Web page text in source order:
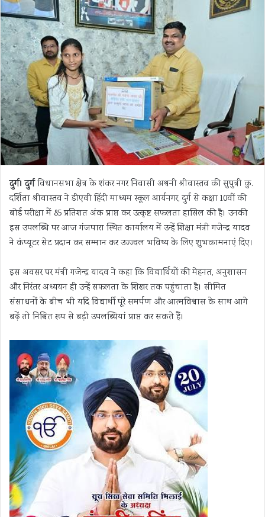
दुर्ग। दुर्गविधानसभा क्षेत्र के शंकर नगर निवासी अश्वनी श्रीवास्तव की सुपुत्री कु.
दर्शिता श्रीवास्तव ने डीएवी हिंदी माध्यम स्कूल आर्यनगर, दुर्ग से कक्षा 10वीं की
बोर्ड परीक्षा में 85 प्रतिशत अंक प्राप्त कर उत्कृष्ट सफलता हासिल की है। उनकी
इस उपलब्धि पर आज गंजपारा स्थित कार्यालय में उन्हें शिक्षा मंत्री गजेन्द्र यादव
ने कंप्यूटर सेट प्रदान कर सम्मान कर उज्ज्वल भविष्य के लिए शुभकामनाएं दिए।
इस अवसर पर मंत्री गजेन्द्र यादव ने कहा कि विद्यार्थियों की मेहनत, अनुशासन
और निरंतर अध्ययन ही उन्हें सफलता के शिखर तक पहुंचाता है। सीमित
संसाधनों के बीच भी यदि विद्यार्थी पूरे समर्पण और आत्मविश्वास के साथ आगे
बढ़ें तो निश्चित रूप से बड़ी उपलब्धियां प्राप्त कर सकते हैं।